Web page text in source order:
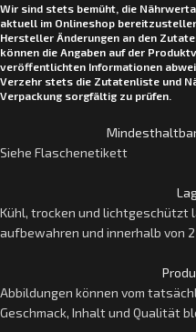
Wir sind stets bemüht, die
aktuell im Onlineshop
Hersteller Änderungen an den
können die Angaben auf der
veröffentlichten Informationen
Verzehr stets die Zutatenliste und
Verpackung sorgfältig zu prüfen.
Siehe Flaschenetikett
Kühl, trocken und lichtgeschützt
aufbewahren und innerhalb von
Abbildungen können vom
Geschmack, Inhalt und Qualität